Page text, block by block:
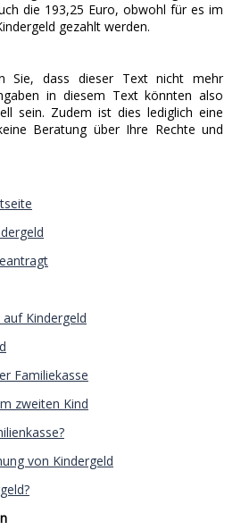
die 193,25 Euro, obwohl für es im
gezahlt werden.
Sie, dass dieser Text nicht mehr
in diesem Text könnten also
sein. Zudem ist dies lediglich eine
Beratung über Ihre Rechte und
Kindergeld
Familiekasse
zweiten Kind
von Kindergeld